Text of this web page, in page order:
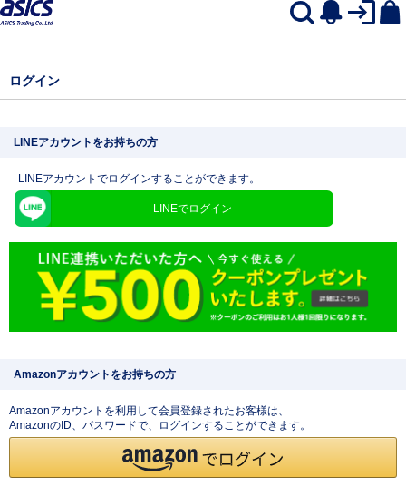
ログイン
LINEアカウントをお持ちの方
LINEアカウントでログインすることができます。
LINEでログイン
Amazonアカウントをお持ちの方
Amazonアカウントを利用して会員登録されたお客様は、
AmazonのID、パスワードで、ログインすることができます。